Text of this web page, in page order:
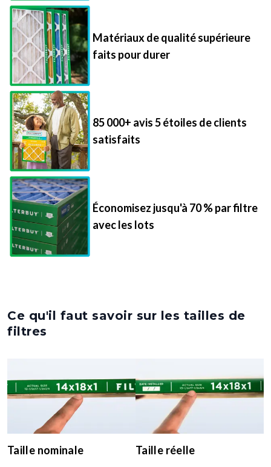
Matériaux de qualité supérieure
faits pour durer
85 000+ avis 5 étoiles de clients
satisfaits
Économisez jusqu'à 70 % par filtre
avec les lots
Ce qu'il faut savoir sur les tailles de
filtres
Taille nominale Taille réelle